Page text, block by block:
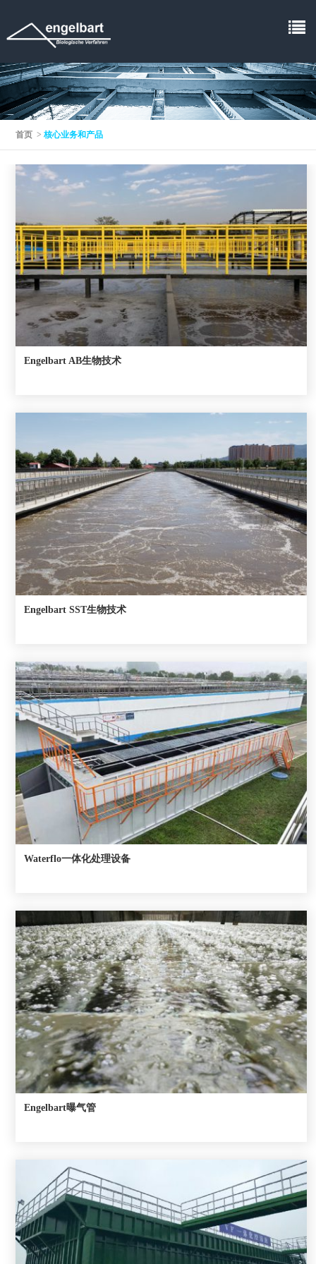
首页 >核心业务和产品
Engelbart AB生物技术
Engelbart SST生物技术
Waterflo一体化处理设备
Engelbart曝气管